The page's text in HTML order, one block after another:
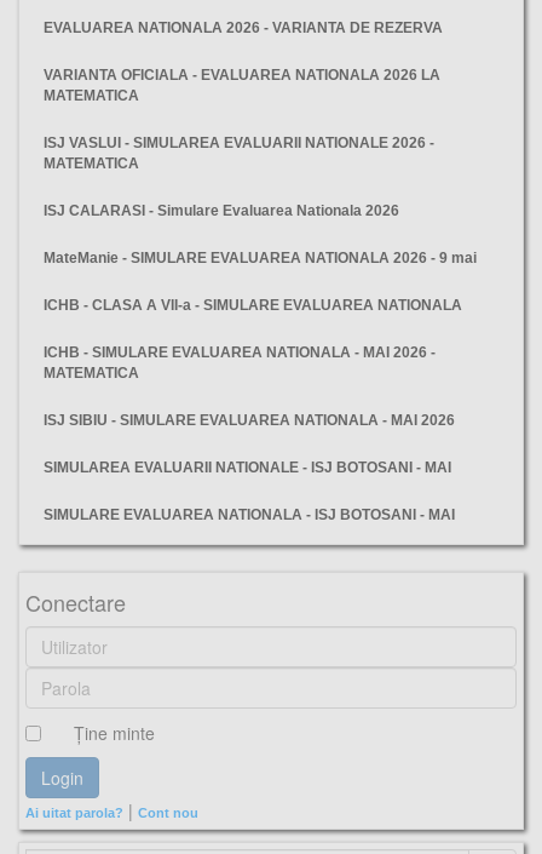
EVALUAREA NATIONALA 2026 - VARIANTA DE REZERVA
VARIANTA OFICIALA - EVALUAREA NATIONALA 2026 LA
MATEMATICA
ISJ VASLUI - SIMULAREA EVALUARII NATIONALE 2026 -
MATEMATICA
ISJ CALARASI - Simulare Evaluarea Nationala 2026
MateManie - SIMULARE EVALUAREA NATIONALA 2026 - 9 mai
ICHB - CLASA A VII-a - SIMULARE EVALUAREA NATIONALA
ICHB - SIMULARE EVALUAREA NATIONALA - MAI 2026 -
MATEMATICA
ISJ SIBIU - SIMULARE EVALUAREA NATIONALA - MAI 2026
SIMULAREA EVALUARII NATIONALE - ISJ BOTOSANI - MAI
SIMULARE EVALUAREA NATIONALA - ISJ BOTOSANI - MAI
Conectare
Ţine minte
Ai uitat parola? | Cont nou